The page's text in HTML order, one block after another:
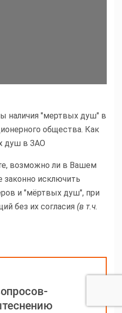
наличия "мертвых душ" в
общества. Как
душ в ЗАО
возможно ли в Вашем
исключить
и "мёртвых душ", при
без их согласия (в т.ч.